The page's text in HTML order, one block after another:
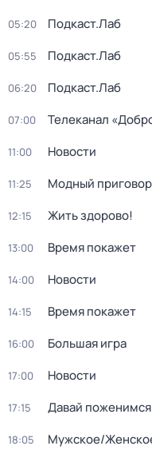
05:20 Подкаст.Лаб
05:55 Подкаст.Лаб
06:20 Подкаст.Лаб
07:00 Телеканал
11:00 Новости
11:25 Модный приговор
12:15 Жить здорово!
13:00 Время покажет
14:00 Новости
14:15 Время покажет
16:00 Большая игра
17:00 Новости
17:15 Давай
18:05 Мужское/